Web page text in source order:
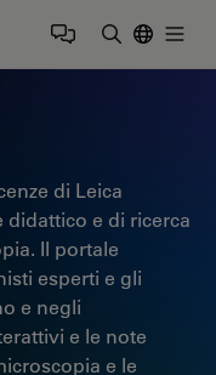
di Leica
didattico e di ricerca
Il portale
esperti e gli
e negli
e le note
e le